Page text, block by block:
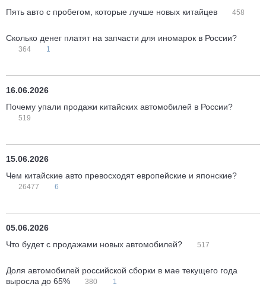
Пять авто с пробегом, которые лучше новых китайцев
458
Сколько денег платят на запчасти для иномарок в России?
364 1
16.06.2026
Почему упали продажи китайских автомобилей в России?
519
15.06.2026
Чем китайские авто превосходят европейские и японские?
26477 6
05.06.2026
Что будет с продажами новых автомобилей?
517
Доля автомобилей российской сборки в мае текущего года
выросла до 65%
380 1